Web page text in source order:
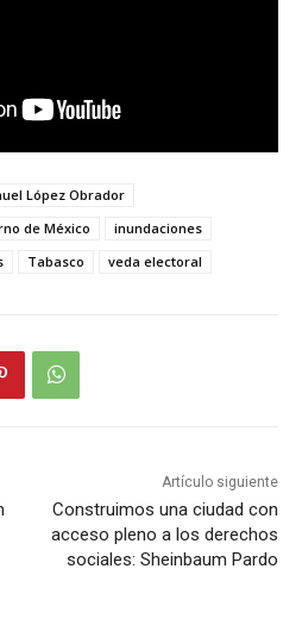
López Obrador
de México
inundaciones
Tabasco veda electoral
Artículo siguiente
Construimos una ciudad con
acceso pleno a los derechos
sociales: Sheinbaum Pardo